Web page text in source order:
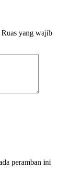
Ruas yang wajib
peramban ini